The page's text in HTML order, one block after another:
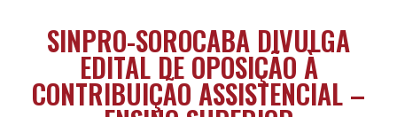
SINPRO-SOROCABA DIVULGA
EDITAL DE OPOSIÇÃO À
CONTRIBUIÇÃO ASSISTENCIAL –